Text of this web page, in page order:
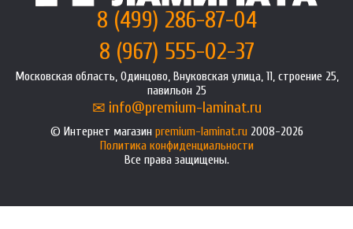
8 (499) 286-87-04
8 (967) 555-02-37
Московская область, Одинцово, Внуковская улица, 11, строение 25,
павильон 25
info@premium-laminat.ru
Интернет магазин premium-laminat.ru2008-2026
Политика конфиденциальности
Все права защищены.